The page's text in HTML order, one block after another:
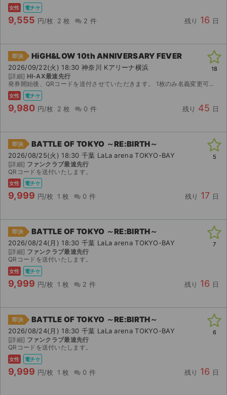
女性 電チケ
9,555 円/枚 2 枚 2 件 残り 16 日
即決 HiGH&LOW 10th ANNIVERSARY FEVER
2026/09/22(火) 18:30 神奈川 Kアリーナ横浜
[詳細] HI-AX最速先行
発券開始後、QRコードを送付させていただきます。 1枚のみ名義変更可能です。 ランダムエラー、本人確認対応不可。
女性 電チケ
9,980 円/枚 2 枚 0 件 残り 45 日
18
即決 BATTLE OF TOKYO ～RE:BIRTH～
2026/08/25(火) 18:30 千葉 LaLa arena TOKYO-BAY
[詳細] ファンクラブ最速先行
QRコードを送付いたします。
女性 電チケ
9,999 円/枚 1 枚 0 件 残り 17 日
5
即決 BATTLE OF TOKYO ～RE:BIRTH～
2026/08/24(月) 18:30 千葉 LaLa arena TOKYO-BAY
[詳細] ファンクラブ最速先行
QRコードを送付いたします。
女性 電チケ
9,999 円/枚 1 枚 2 件 残り 16 日
7
即決 BATTLE OF TOKYO ～RE:BIRTH～
2026/08/24(月) 18:30 千葉 LaLa arena TOKYO-BAY
[詳細] ファンクラブ最速先行
QRコードを送付いたします。
女性 電チケ
9,999 円/枚 1 枚 0 件 残り 16 日
6